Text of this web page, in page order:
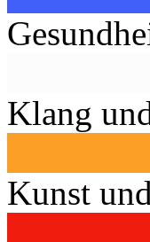
Klang
Kunst